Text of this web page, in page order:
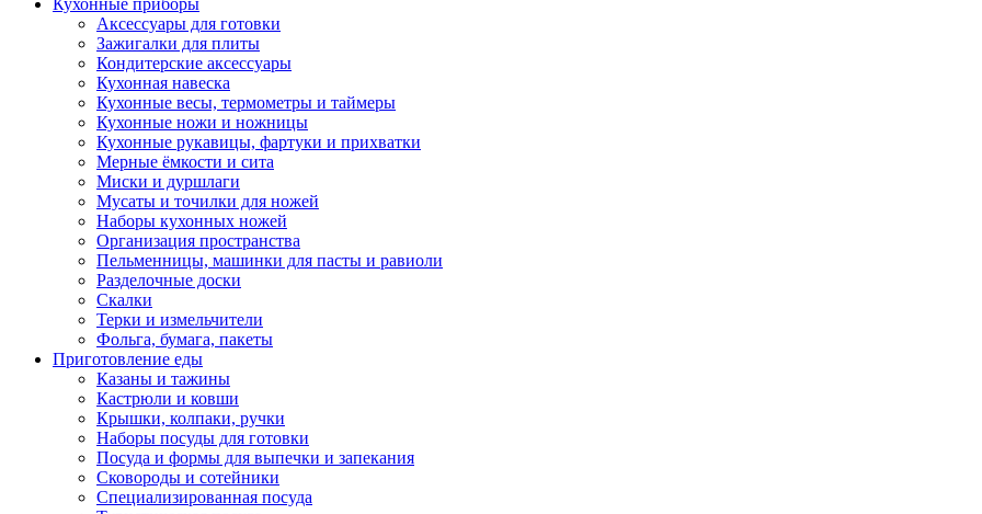
Кухонные приборы
Аксессуары для готовки
Зажигалки для плиты
Кондитерские аксессуары
Кухонная навеска
Кухонные весы, термометры и таймеры
Кухонные ножи и ножницы
Кухонные рукавицы, фартуки и прихватки
Мерные ёмкости и сита
Миски и дуршлаги
Мусаты и точилки для ножей
Наборы кухонных ножей
Организация пространства
Пельменницы, машинки для пасты и равиоли
Разделочные доски
Скалки
Терки и измельчители
Фольга, бумага, пакеты
Приготовление еды
Казаны и тажины
Кастрюли и ковши
Крышки, колпаки, ручки
Наборы посуды для готовки
Посуда и формы для выпечки и запекания
Сковороды и сотейники
Специализированная посуда